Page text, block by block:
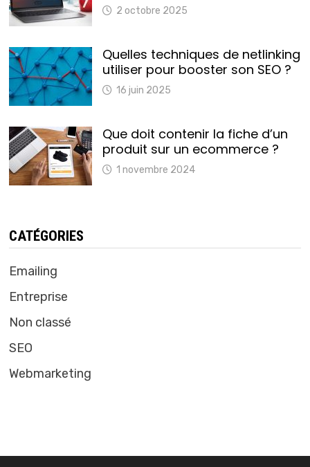
2 octobre 2025
Quelles techniques de netlinking
utiliser pour booster son SEO ?
16 juin 2025
Que doit contenir la fiche d’un
produit sur un ecommerce ?
1 novembre 2024
CATÉGORIES
Emailing
Entreprise
Non classé
SEO
Webmarketing